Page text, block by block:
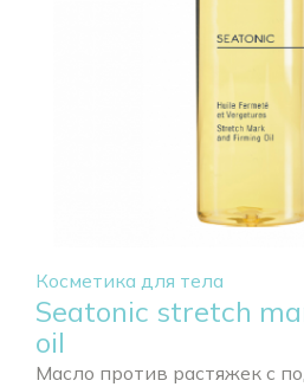
Косметика для тела
Seatonic stretch
oil
Масло против растяжек с